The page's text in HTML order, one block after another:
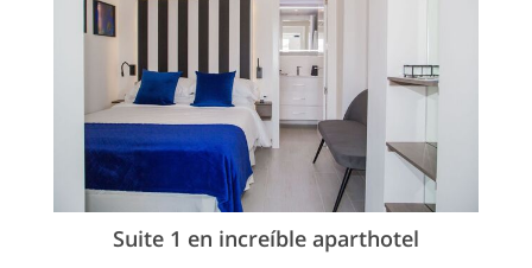
Suite 1 en increíble aparthotel